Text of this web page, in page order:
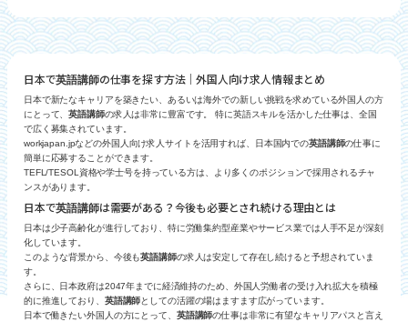
日本で英語講師の仕事を探す方法｜外国人向け求人情報まとめ
日本で新たなキャリアを築きたい、あるいは海外での新しい挑戦を求めている外国人の方
にとって、英語講師の求人は非常に豊富です。 特に英語スキルを活かした仕事は、全国
で広く募集されています。
workjapan.jpなどの外国人向け求人サイトを活用すれば、日本国内での英語講師の仕事に
簡単に応募することができます。
TEFL/TESOL資格や学士号を持っている方は、より多くのポジションで採用されるチャ
ンスがあります。
日本で英語講師は需要がある？今後も必要とされ続ける理由とは
日本は少子高齢化が進行しており、特に労働集約型産業やサービス業では人手不足が深刻
化しています。
このような背景から、今後も英語講師の求人は安定して存在し続けると予想されていま
す。
さらに、日本政府は2047年までに経済維持のため、外国人労働者の受け入れ拡大を積極
的に推進しており、 英語講師としての活躍の場はますます広がっています。
日本で働きたい外国人の方にとって、 英語講師の仕事は非常に有望なキャリアパスと言え